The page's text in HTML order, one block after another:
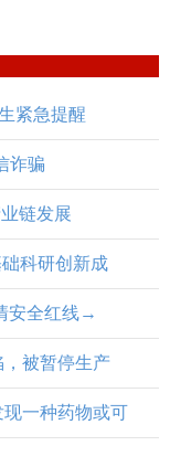
紧急提醒
诈骗
链发展
科研创新成
安全红线→
被暂停生产
一种药物或可